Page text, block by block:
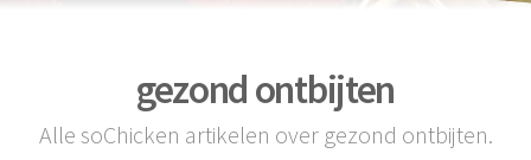
gezond ontbijten
Alle soChicken artikelen over gezond ontbijten.